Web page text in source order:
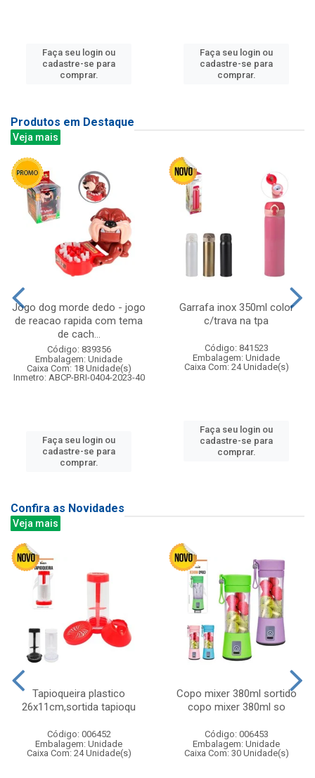
Faça seu login ou
cadastre-se para
comprar.
Faça seu login ou
cadastre-se para
comprar.
Produtos em Destaque
Veja mais
Jogo dog morde dedo - jogo
de reacao rapida com tema
de cach...
Código: 839356
Embalagem: Unidade
Caixa Com: 18 Unidade(s)
Inmetro: ABCP-BRI-0404-2023-40
Faça seu login ou
cadastre-se para
comprar.
Garrafa inox 350ml color
c/trava na tpa
Código: 841523
Embalagem: Unidade
Caixa Com: 24 Unidade(s)
Faça seu login ou
cadastre-se para
comprar.
Confira as Novidades
Veja mais
Tapioqueira plastico
26x11cm,sortida tapioqu
Código: 006452
Embalagem: Unidade
Caixa Com: 24 Unidade(s)
Copo mixer 380ml sortido
copo mixer 380ml so
Código: 006453
Embalagem: Unidade
Caixa Com: 30 Unidade(s)